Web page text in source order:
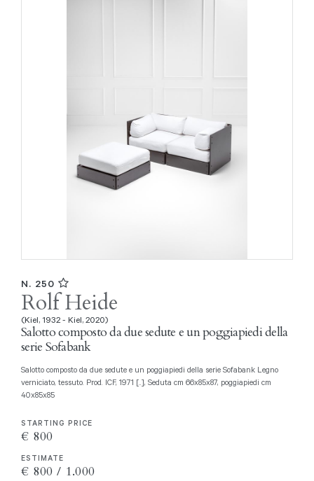
N. 250
Rolf Heide
(Kiel, 1932 - Kiel, 2020)
Salotto composto da due sedute e un poggiapiedi della
serie Sofabank
Salotto composto da due sedute e un poggiapiedi della serie Sofabank Legno
verniciato, tessuto. Prod. ICF, 1971 [..], Seduta cm 66x85x87, poggiapiedi cm
40x85x85
STARTING PRICE
€ 800
ESTIMATE
€ 800 / 1.000